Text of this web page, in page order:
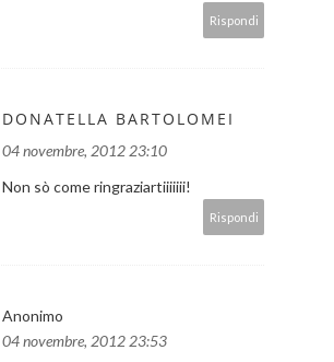
Rispondi
DONATELLA BARTOLOMEI
04 novembre, 2012 23:10
Non sò come ringraziartiiiiiii!
Rispondi
Anonimo
04 novembre, 2012 23:53